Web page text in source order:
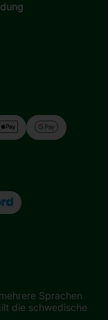
Sprachen
die schwedische